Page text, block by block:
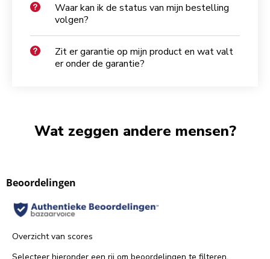
Waar kan ik de status van mijn bestelling
volgen?
Zit er garantie op mijn product en wat valt
er onder de garantie?
Wat zeggen andere mensen?